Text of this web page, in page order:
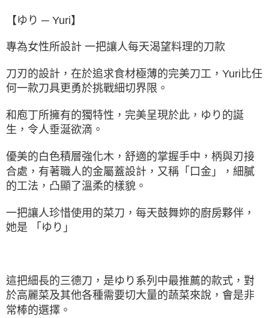
【ゆり ─ Yuri】
專為女性所設計 一把讓人每天渴望料理的刀款
刀刃的設計，在於追求食材極薄的完美刀工，Yuri比任
何一款刀具更勇於挑戰細切界限。
和庖丁所擁有的獨特性，完美呈現於此，ゆり的誕
生，令人垂涎欲滴。
優美的白色積層強化木，舒適的掌握手中，柄與刃接
合處，有著職人的金屬蓋設計，又稱「口金」，細膩
的工法，凸顯了溫柔的樣貌。
一把讓人珍惜使用的菜刀，每天鼓舞妳的廚房夥伴，
她是 「ゆり」
這把細長的三德刀，是ゆり系列中最推薦的款式， 對
於高麗菜及其他各種需要切大量的蔬菜來說，會是非
常棒的選擇。